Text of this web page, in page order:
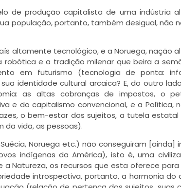
de produção capitalista de uma indústria
população, portanto, também desigual, não
altamente tecnológico, e a Noruega, nação
robótica e a tradição milenar que beira a
em futurismo (tecnologia de ponta:
identidade cultural arcaica? E, do outro
as altas cobranças de impostos, o
e do capitalismo convencional, e a Política,
o bem-estar dos sujeitos, a tutela estatal
da vida, as pessoas).
Noruega etc.) não conseguiram [ainda]
indígenas da América), isto é, uma
Natureza, os recursos que esta oferece para
introspectiva, portanto, a harmonia do